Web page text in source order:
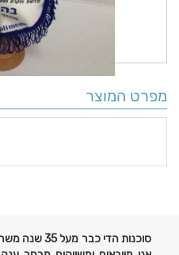
מפרט המוצר
סוכנות הדי